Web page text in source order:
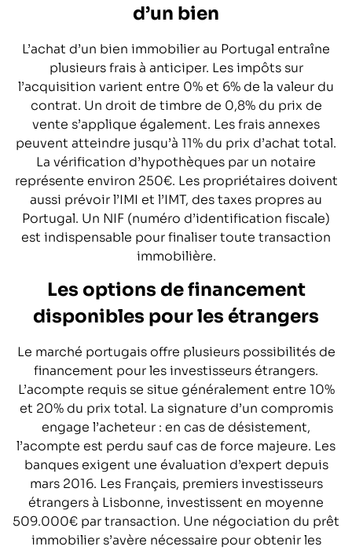
d’un bien
L’achat d’un bien immobilier au Portugal entraîne
plusieurs frais à anticiper. Les impôts sur
l’acquisition varient entre 0% et 6% de la valeur du
contrat. Un droit de timbre de 0,8% du prix de
vente s’applique également. Les frais annexes
peuvent atteindre jusqu’à 11% du prix d’achat total.
La vérification d’hypothèques par un notaire
représente environ 250€. Les propriétaires doivent
aussi prévoir l’IMI et l’IMT, des taxes propres au
Portugal. Un NIF (numéro d’identification fiscale)
est indispensable pour finaliser toute transaction
immobilière.
Les options de financement
disponibles pour les étrangers
Le marché portugais offre plusieurs possibilités de
financement pour les investisseurs étrangers.
L’acompte requis se situe généralement entre 10%
et 20% du prix total. La signature d’un compromis
engage l’acheteur : en cas de désistement,
l’acompte est perdu sauf cas de force majeure. Les
banques exigent une évaluation d’expert depuis
mars 2016. Les Français, premiers investisseurs
étrangers à Lisbonne, investissent en moyenne
509.000€ par transaction. Une négociation du prêt
immobilier s’avère nécessaire pour obtenir les